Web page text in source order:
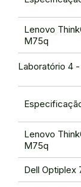
Lenovo
M75q
Laboratório 4
Lenovo
M75q
Dell Optiplex